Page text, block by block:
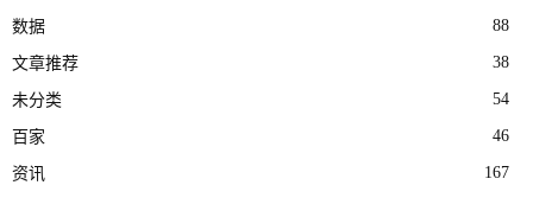
数据 88
文章推荐 38
未分类 54
百家 46
资讯 167